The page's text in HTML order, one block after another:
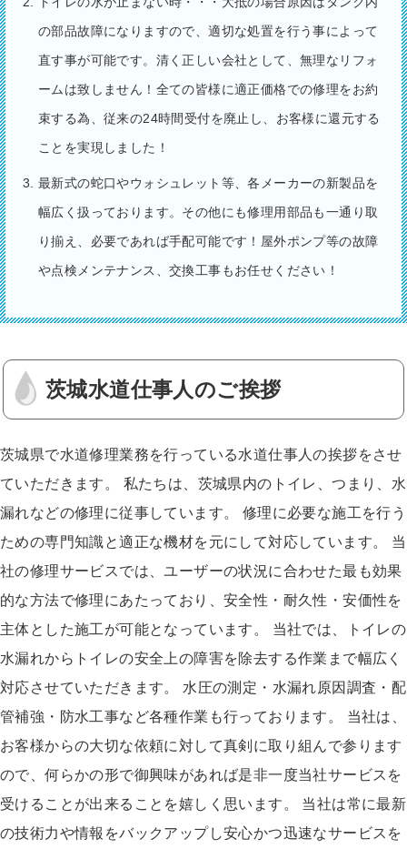
の部品故障になりますので、適切な処置を行う事によって
直す事が可能です。清く正しい会社として、無理なリフォ
ームは致しません！全ての皆様に適正価格での修理をお約
束する為、従来の24時間受付を廃止し、お客様に還元する
ことを実現しました！
最新式の蛇口やウォシュレット等、各メーカーの新製品を
幅広く扱っております。その他にも修理用部品も一通り取
り揃え、必要であれば手配可能です！屋外ポンプ等の故障
や点検メンテナンス、交換工事もお任せください！
茨城水道仕事人のご挨拶
茨城県で水道修理業務を行っている水道仕事人の挨拶をさせ
ていただきます。 私たちは、茨城県内のトイレ、つまり、水
漏れなどの修理に従事しています。 修理に必要な施工を行う
ための専門知識と適正な機材を元にして対応しています。 当
社の修理サービスでは、ユーザーの状況に合わせた最も効果
的な方法で修理にあたっており、安全性・耐久性・安価性を
主体とした施工が可能となっています。 当社では、トイレの
水漏れからトイレの安全上の障害を除去する作業まで幅広く
対応させていただきます。 水圧の測定・水漏れ原因調査・配
管補強・防水工事など各種作業も行っております。 当社は、
お客様からの大切な依頼に対して真剣に取り組んで参ります
ので、何らかの形で御興味があれば是非一度当社サービスを
受けることが出来ることを嬉しく思います。 当社は常に最新
の技術力や情報をバックアップし安心かつ迅速なサービスを